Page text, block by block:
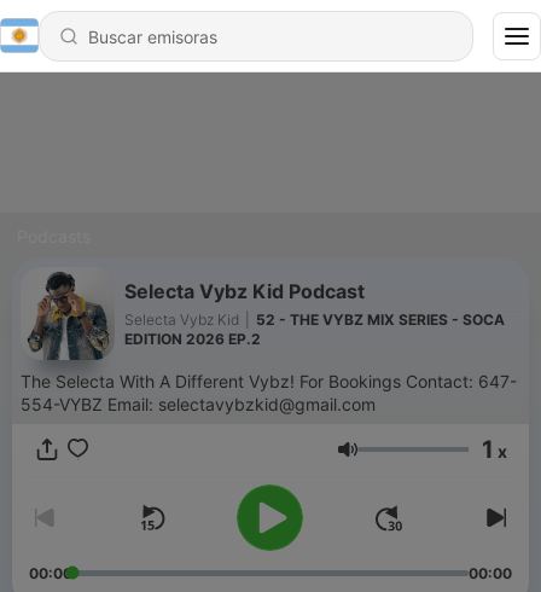
Selecta Vybz Kid Podcast
Selecta Vybz Kid
52 - THE VYBZ MIX SERIES - SOCA
EDITION 2026 EP.2
The Selecta With A Different Vybz! For Bookings Contact: 647-
554-VYBZ Email: selectavybzkid@gmail.com
Volumen 1 x
00:00 00:00